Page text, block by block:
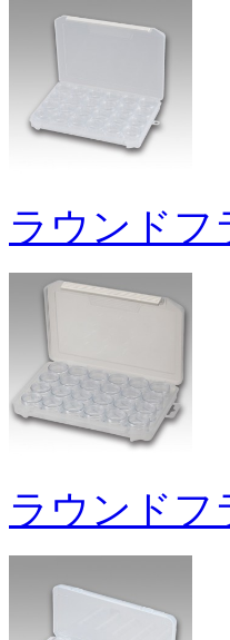
ラウンドフ
ラウンドフ